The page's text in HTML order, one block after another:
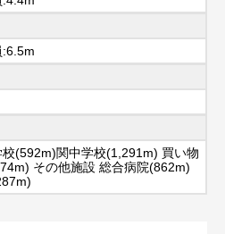
(592m)関中学校(1,291m) 買い物
その他施設 総合病院(862m)